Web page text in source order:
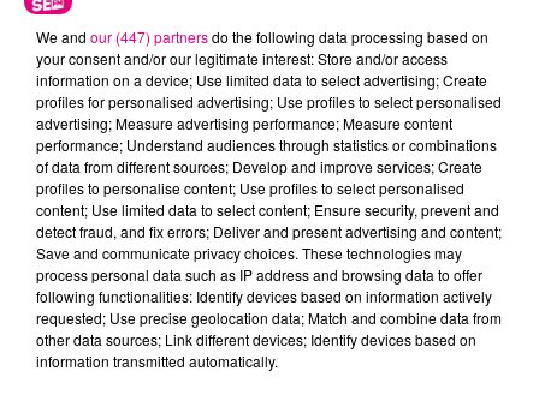
22 juillet 2026
Toulouse : circulation perturbée dans le
secteur François Verdier...
We and our (447) partnersdo the following data processing based on
your consent and/or our legitimate interest: Store and/or access
information on a device; Use limited data to select advertising; Create
profiles for personalised advertising; Use profiles to select personalised
advertising; Measure advertising performance; Measure content
performance; Understand audiences through statistics or combinations
of data from different sources; Develop and improve services; Create
profiles to personalise content; Use profiles to select personalised
content; Use limited data to select content; Ensure security, prevent and
detect fraud, and fix errors; Deliver and present advertising and content;
Save and communicate privacy choices. These technologies may
process personal data such as IP address and browsing data to offer
following functionalities: Identify devices based on information actively
requested; Use precise geolocation data; Match and combine data from
other data sources; Link different devices; Identify devices based on
information transmitted automatically.